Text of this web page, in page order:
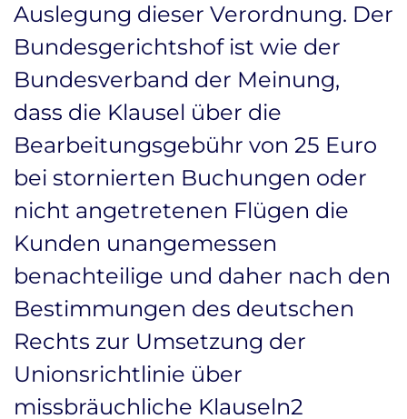
Auslegung dieser Verordnung. Der
Bundesgerichtshof ist wie der
Bundesverband der Meinung,
dass die Klausel über die
Bearbeitungsgebühr von 25 Euro
bei stornierten Buchungen oder
nicht angetretenen Flügen die
Kunden unangemessen
benachteilige und daher nach den
Bestimmungen des deutschen
Rechts zur Umsetzung der
Unionsrichtlinie über
missbräuchliche Klauseln2